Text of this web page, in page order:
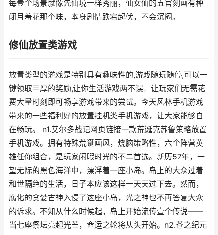
每壹个场景就像先仙境一样秀丽，仙女仙的五官刻画有种
闭月羞花那个味，本身剧情跌宕起伏，不会沉闷。
修仙放置类游戏
放置类型的游戏是特别具有趣味性的,游戏随玩随停,可以一
键领取丰厚的奖励,让你生活游戏两不误，让玩家们无需花
费大量时刻即可畅享游戏带来的尝试。今天风林手机游戏
带来的一些福利好的放置挂机类手机游戏，让大家能够自
在畅玩。 n1.艾尔多战记网页链接一款荒诞克苏鲁策略放置
手机游戏。拥有特殊荒诞画风，烧脑策略性，六个阵营英
雄任你组合，是玩家闲暇时光的不二首选。新历57年，一
望无际的黑色海洋中，漂浮着一座小岛。岛上的大众过着
和世隔绝的生活，日子本应该这样一天天过下去。然而，
腐化的贪婪古神入侵了这座小岛，光之神也不再答复大众
的诉求。不知从什么时候起，岛上开始流传壹个传说——
当七座祭坛亮起光芒，命运之轮将从头开始。n2.苍之纪元